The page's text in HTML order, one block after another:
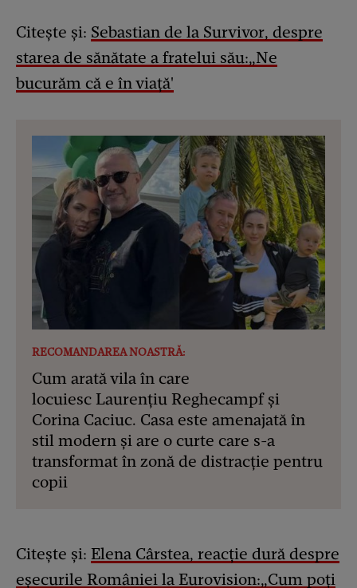
Citește și: Sebastian de la Survivor, despre
starea de sănătate a fratelui său:„Ne
bucurăm că e în viață'
RECOMANDAREA NOASTRĂ:
Cum arată vila în care
locuiesc Laurențiu Reghecampf și
Corina Caciuc. Casa este amenajată în
stil modern și are o curte care s-a
transformat în zonă de distracție pentru
copii
Citește și: Elena Cârstea, reacție dură despre
eșecurile României la Eurovision:„Cum poți